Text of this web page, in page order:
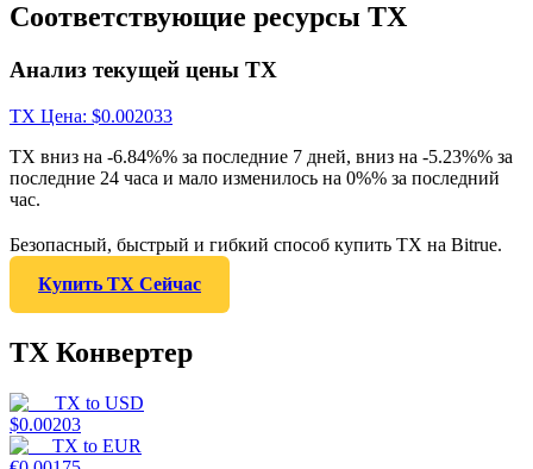
Соответствующие ресурсы TX
Анализ текущей цены TX
TX Цена: $0.002033
TX вниз на -6.84%% за последние 7 дней, вниз на -5.23%% за
последние 24 часа и мало изменилось на 0%% за последний
час.
Безопасный, быстрый и гибкий способ купить TX на Bitrue.
Купить TX Сейчас
TX Конвертер
TX to USD
$0.00203
TX to EUR